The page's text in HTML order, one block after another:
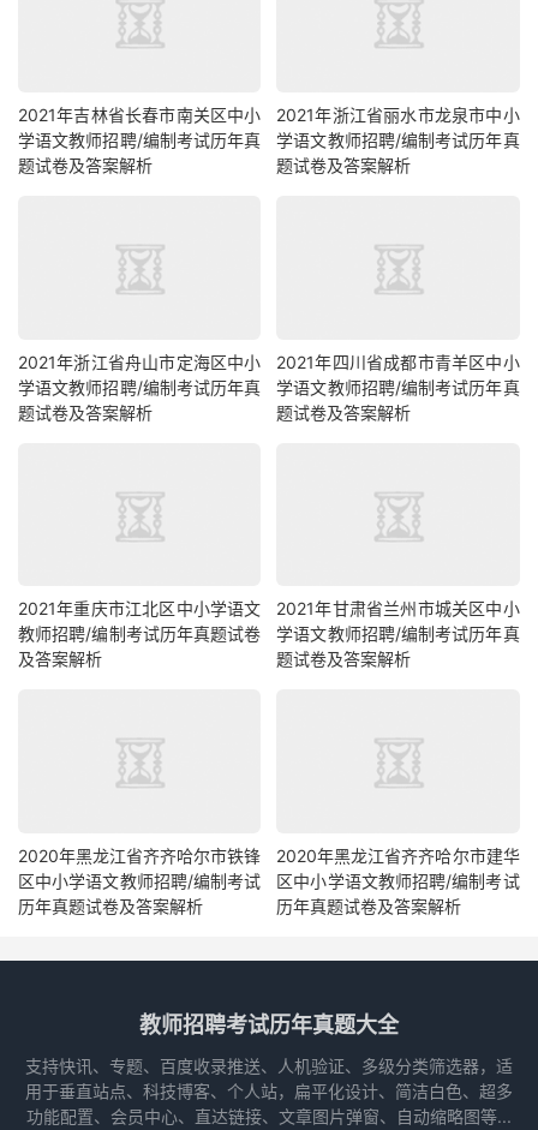
2021年吉林省长春市南关区中小
学语文教师招聘/编制考试历年真
题试卷及答案解析
2021年浙江省丽水市龙泉市中小
学语文教师招聘/编制考试历年真
题试卷及答案解析
2021年浙江省舟山市定海区中小
学语文教师招聘/编制考试历年真
题试卷及答案解析
2021年四川省成都市青羊区中小
学语文教师招聘/编制考试历年真
题试卷及答案解析
2021年重庆市江北区中小学语文
教师招聘/编制考试历年真题试卷
及答案解析
2021年甘肃省兰州市城关区中小
学语文教师招聘/编制考试历年真
题试卷及答案解析
2020年黑龙江省齐齐哈尔市铁锋
区中小学语文教师招聘/编制考试
历年真题试卷及答案解析
2020年黑龙江省齐齐哈尔市建华
区中小学语文教师招聘/编制考试
历年真题试卷及答案解析
教师招聘考试历年真题大全
支持快讯、专题、百度收录推送、人机验证、多级分类筛选器，适
用于垂直站点、科技博客、个人站，扁平化设计、简洁白色、超多
功能配置、会员中心、直达链接、文章图片弹窗、自动缩略图等...